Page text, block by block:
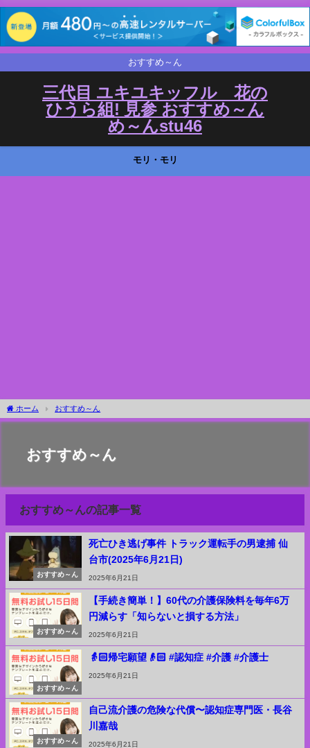
おすすめ～ん
三代目 ユキユキッフル 花の
ひうら組! 見参 おすすめ～ん
め～んstu46
モリ・モリ
ホーム おすすめ～ん
おすすめ～ん
おすすめ～んの記事一覧
おすすめ～ん
死亡ひき逃げ事件 トラック運転手の男逮捕 仙
台市(2025年6月21日)
2025年6月21日
おすすめ～ん
【手続き簡単！】60代の介護保険料を毎年6万
円減らす「知らないと損する方法」
2025年6月21日
おすすめ～ん
👵🏻帰宅願望👴🏻 #認知症 #介護 #介護士
2025年6月21日
おすすめ～ん
自己流介護の危険な代償〜認知症専門医・長谷
川嘉哉
2025年6月21日